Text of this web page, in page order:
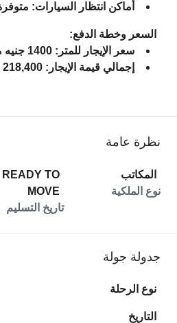
أماكن انتظار السيارات: متوفرة
السعر وخطة الدفع:
سعر الإيجار للمتر:1400 جنيه مصري
إجمالي قيمة الإيجار:218,400 جنيه مصري.
نظرة عامة
المكاتب
نوع الملكية
READY TO
MOVE
تاريخ التسليم
جدولة جولة
نوع الرحلة
التاريخ